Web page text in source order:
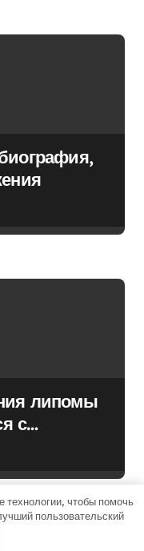
липомы
с
технологии, чтобы помочь
пользовательский